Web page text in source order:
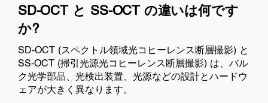
SD-OCT と SS-OCT の違いは何です
か?
SD-OCT (スペクトル領域光コヒーレンス断層撮影) と
SS-OCT (掃引光源光コヒーレンス断層撮影) は、バル
ク光学部品、光検出装置、光源などの設計とハードウ
ェアが大きく異なります。